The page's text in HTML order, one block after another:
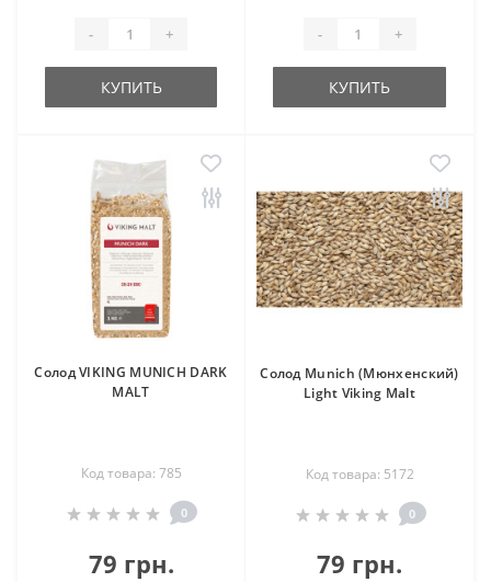
- +
КУПИТЬ
- +
КУПИТЬ
Солод VIKING MUNICH DARK
MALT
Код товара: 785
0
79 грн.
Солод Munich (Мюнхенский)
Light Viking Malt
Код товара: 5172
0
79 грн.